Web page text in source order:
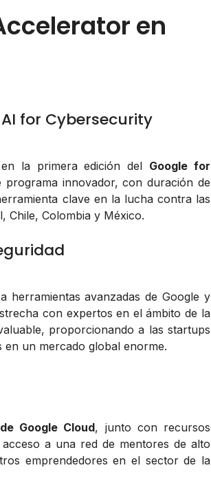
en
for Cybersecurity
la primera edición del Google for
innovador, con duración de
clave en la lucha contra las
Chile, Colombia y México.
herramientas avanzadas de Google y
con expertos en el ámbito de la
proporcionando a las startups
en un mercado global enorme.
Google Cloud, junto con recursos
a una red de mentores de alto
emprendedores en el sector de la